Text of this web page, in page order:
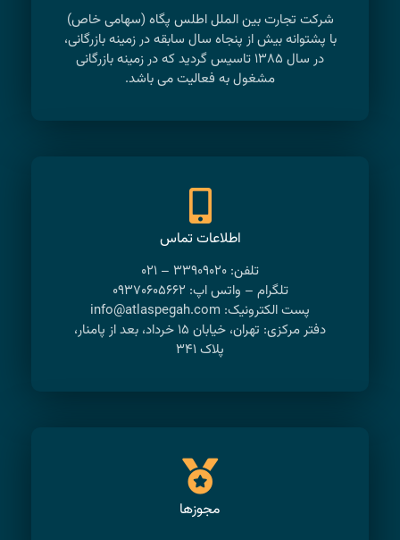
شرکت تجارت بین الملل اطلس پگاه (سهامی خاص)
با پشتوانه بیش از پنجاه سال سابقه در زمینه بازرگانی،
در سال ۱۳۸۵ تاسیس گردید که در زمینه بازرگانی
مشغول به فعالیت می باشد.
اطلاعات تماس
تلفن: ۳۳۹۰۹۰۲۰ – ۰۲۱
تلگرام – واتس اپ: ۰۹۳۷۰۶۰۵۶۶۲
پست الکترونیک: info@atlaspegah.com
دفتر مرکزی: تهران، خیابان ۱۵ خرداد، بعد از پامنار،
پلاک ۳۴۱
مجوزها